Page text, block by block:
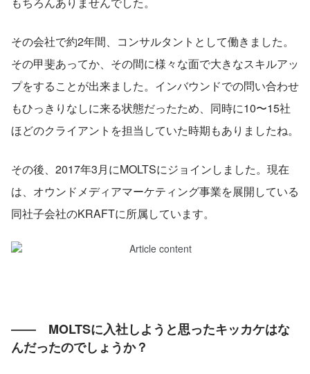
その会社で約2年間、コンサルタントとして働きました。
その甲斐あってか、その間に様々な面で大きなスキルアッ
プをすることが出来ました。インバウンドでの問い合わせ
もひっきりなしに来る状態だったため、同時に10〜15社
ほどのクライアントを担当していた時期もありましたね。
その後、2017年3月にMOLTSにジョインしました。現在
は、オウンドメディアマーケティング事業を展開している
同社子会社のKRAFTに所属しています。
――　MOLTSに入社しようと思ったキッカケはな
んだったのでしょうか？